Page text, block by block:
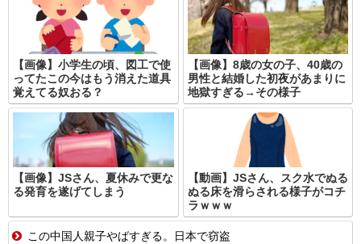
【画像】小学生の頃、図工で使
ってたこの今はもう消えた道具
覚えてる奴おる？
【画像】8歳の女の子、40歳の
男性と結婚した初夜があまりに
地獄すぎる→その様子
【画像】JSさん、夏休みで更な
る発育を遂げてしまう
【動画】JSさん、スク水でぬる
ぬる床を滑らされる様子がコチ
ラｗｗｗ
この中国人親子やばすぎる。日本で窃盗